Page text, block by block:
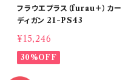
フラウエプラス（furau＋）カー
ディガン 21−PS43
¥15,246
30%OFF